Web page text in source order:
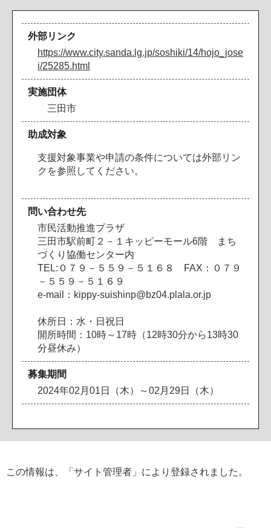
外部リンク
https://www.city.sanda.lg.jp/soshiki/14/hojo_jose
i/25285.html
実施団体
三田市
助成対象
支援対象事業や申請の条件については外部リン
クを参照してください。
問い合わせ先
市民活動推進プラザ
三田市駅前町２－１キッピーモール6階 まち
づくり協働センター内
TEL:０７９－５５９－５１６８ FAX：０７９
－５５９－５１６９
e-mail：kippy-suishinp@bz04.plala.or.jp
休所日：水・日祝日
開所時間：10時～17時（12時30分から13時30
分昼休み）
募集期間
2024年02月01日（木）～02月29日（木）
この情報は、「サイト管理者」により登録されました。